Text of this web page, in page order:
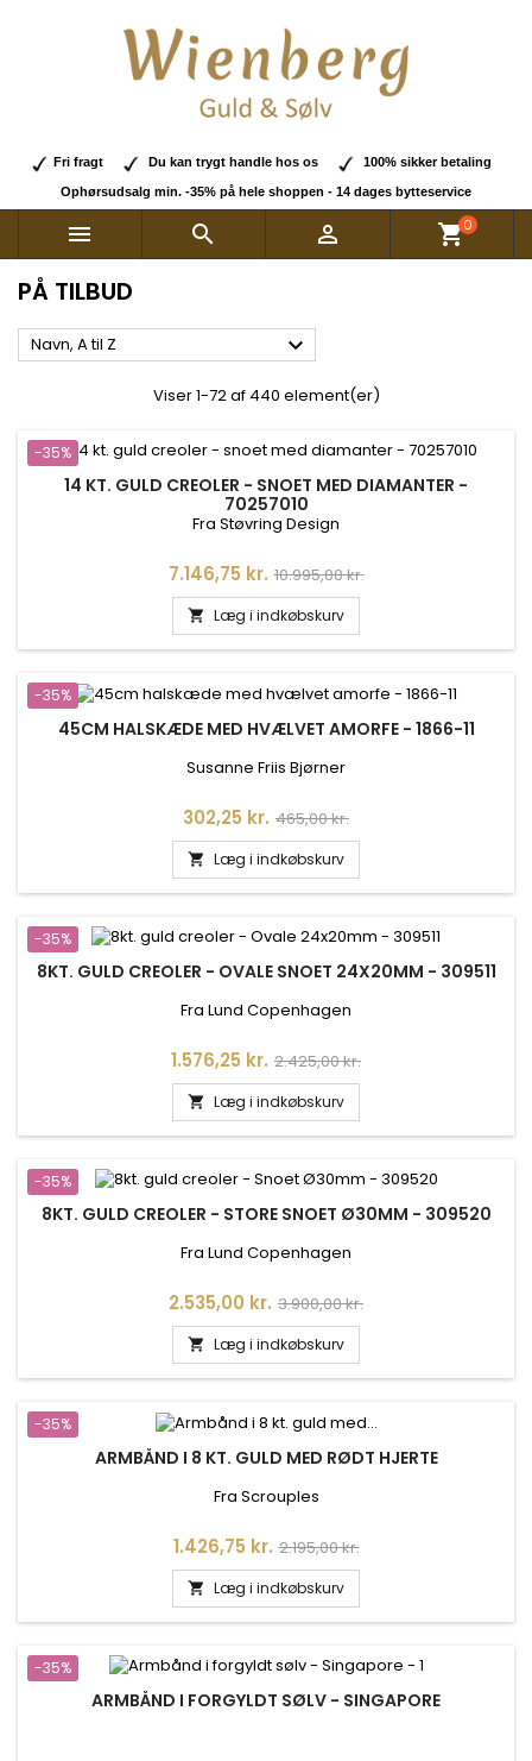
Fri fragt Du kan trygt handle hos os 100% sikker betaling
Ophørsudsalg min. -35% på hele shoppen - 14 dages bytteservice
   shopping_cart0
PÅ TILBUD
Navn, A til Z 
Viser 1-72 af 440 element(er)
-35%
14 KT. GULD CREOLER - SNOET MED DIAMANTER -
70257010
Fra Støvring Design
Pris
7.146,75 kr. Normalpris
10.995,00 kr.
 Læg i indkøbskurv
-35%
45CM HALSKÆDE MED HVÆLVET AMORFE - 1866-11
Susanne Friis Bjørner
Pris
302,25 kr. Normalpris
465,00 kr.
 Læg i indkøbskurv
-35%
8KT. GULD CREOLER - OVALE SNOET 24X20MM - 309511
Fra Lund Copenhagen
Pris
1.576,25 kr. Normalpris
2.425,00 kr.
 Læg i indkøbskurv
-35%
8KT. GULD CREOLER - STORE SNOET Ø30MM - 309520
Fra Lund Copenhagen
Pris
2.535,00 kr. Normalpris
3.900,00 kr.
 Læg i indkøbskurv
-35%
ARMBÅND I 8 KT. GULD MED RØDT HJERTE
Fra Scrouples
Pris
1.426,75 kr. Normalpris
2.195,00 kr.
 Læg i indkøbskurv
-35%
ARMBÅND I FORGYLDT SØLV - SINGAPORE